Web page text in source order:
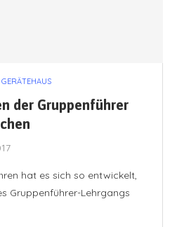
der Gruppenführer
hat es sich so entwickelt,
Gruppenführer-Lehrgangs